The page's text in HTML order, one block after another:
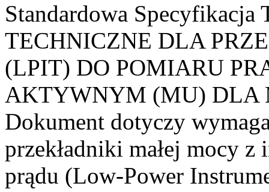
Standardowa
TECHNICZNE DLA
(LPIT) DO POMIARU
AKTYWNYM (MU) DLA
Dokument dotyczy
przekładniki małej mocy
prądu (Low-Power